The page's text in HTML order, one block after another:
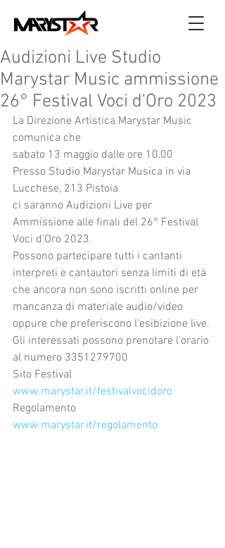
Audizioni Live Studio
Marystar Music ammissione
26° Festival Voci d'Oro 2023
La Direzione Artistica Marystar Music
comunica che
sabato 13 maggio dalle ore 10,00
Presso Studio Marystar Musica in via
Lucchese, 213 Pistoia
ci saranno Audizioni Live per
Ammissione alle finali del 26° Festival
Voci d'Oro 2023.
Possono partecipare tutti i cantanti
interpreti e cantautori senza limiti di età
che ancora non sono iscritti online per
mancanza di materiale audio/video
oppure che preferiscono l'esibizione live.
Gli interessati possono prenotare l'orario
al numero 3351279700
Sito Festival
www.marystar.it/festivalvocidoro
Regolamento
www.marystar.it/regolamento